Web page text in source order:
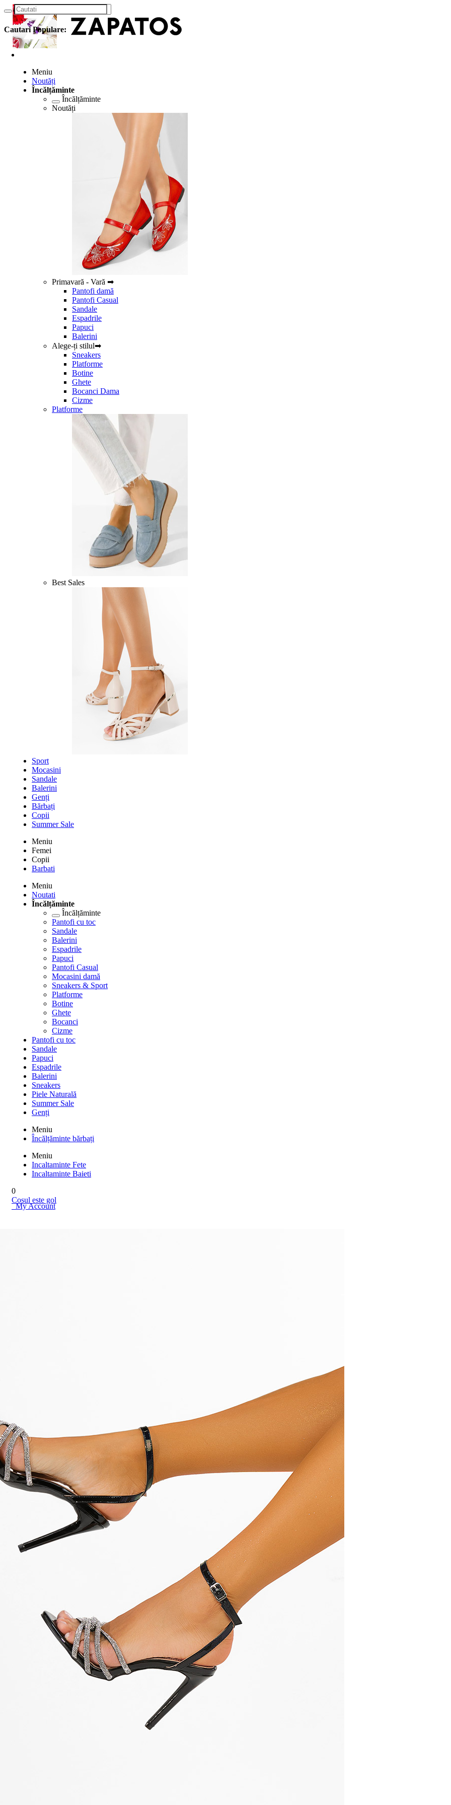
Cautari Populare:
Meniu
Noutăți
Încălțăminte
Încălțăminte
Noutăți
Primavară - Vară ➡
Pantofi damă
Pantofi Casual
Sandale
Espadrile
Papuci
Balerini
Alege-ți stilul➡
Sneakers
Platforme
Botine
Ghete
Bocanci Dama
Cizme
Platforme
Best Sales
Sport
Mocasini
Sandale
Balerini
Genți
Bărbați
Copii
Summer Sale
Meniu
Femei
Copii
Barbati
Meniu
Noutati
Încălțăminte
Încălțăminte
Pantofi cu toc
Sandale
Balerini
Espadrile
Papuci
Pantofi Casual
Mocasini damă
Sneakers & Sport
Platforme
Botine
Ghete
Bocanci
Cizme
Pantofi cu toc
Sandale
Papuci
Espadrile
Balerini
Sneakers
Piele Naturală
Summer Sale
Genți
Meniu
Încălțăminte bărbați
Meniu
Incaltaminte Fete
Incaltaminte Baieti
0
Cosul este gol
My Account